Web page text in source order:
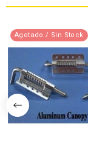
Agotado / Sin Stock